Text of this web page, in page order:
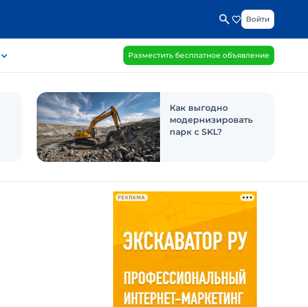
Войти
Разместить бесплатное объявление
Как выгодно
модернизировать
парк с SKL?
РЕКЛАМА